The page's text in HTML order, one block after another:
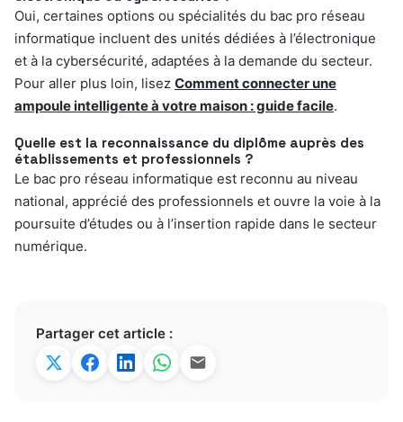
Oui, certaines options ou spécialités du bac pro réseau
informatique incluent des unités dédiées à l’électronique
et à la cybersécurité, adaptées à la demande du secteur.
Pour aller plus loin, lisez Comment connecter une
ampoule intelligente à votre maison : guide facile.
Quelle est la reconnaissance du diplôme auprès des
établissements et professionnels ?
Le bac pro réseau informatique est reconnu au niveau
national, apprécié des professionnels et ouvre la voie à la
poursuite d’études ou à l’insertion rapide dans le secteur
numérique.
Partager cet article :